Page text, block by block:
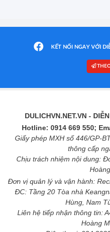
KẾT NỐI NGAY VỚI
DULICHVN.NET.VN-
Hotline: 0914 669 550;
Giấy phép MXH số 446/GP-
thông cấp
Chịu trách nhiệm nội dung:
Đơn vị quản lý và vận hành:
ĐC: Tầng 20 Tòa nhà
Hùng, Nam
Liên hệ tiếp nhận thông tin:
Hoàng